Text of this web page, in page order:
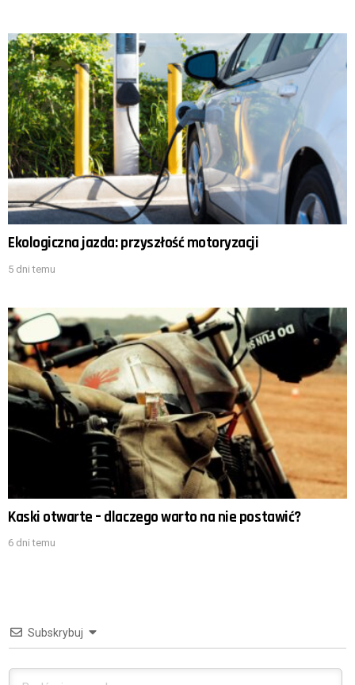
Ekologiczna jazda: przyszłość motoryzacji
5 dni temu
Kaski otwarte – dlaczego warto na nie postawić?
6 dni temu
Subskrybuj